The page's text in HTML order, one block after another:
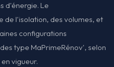
d'énergie. Le
de l'isolation, des volumes, et
configurations
type MaPrimeRénov', selon
vigueur.